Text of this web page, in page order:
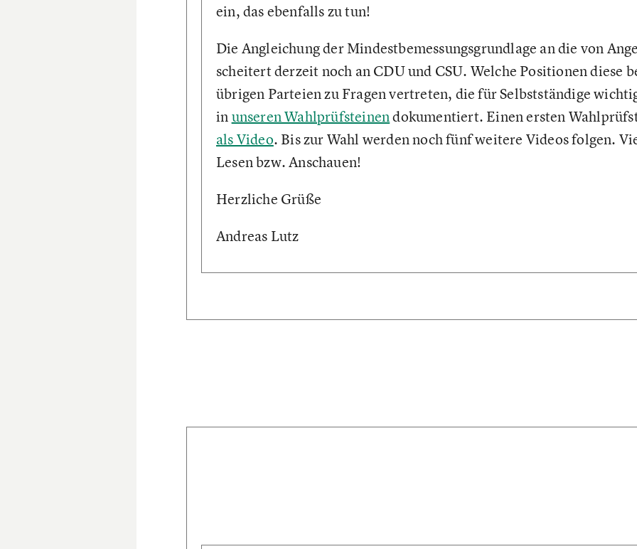
ein, das ebenfalls zu tun!
Die Angleichung der Mindestbemessungsgrundlage an die von
scheitert derzeit noch an CDU und CSU. Welche Positionen diese
übrigen Parteien zu Fragen vertreten, die für Selbstständige
inunseren Wahlprüfsteinendokumentiert. Einen ersten
als Video. Bis zur Wahl werden noch fünf weitere Videos folgen.
Lesen bzw. Anschauen!
Herzliche Grüße
Andreas Lutz